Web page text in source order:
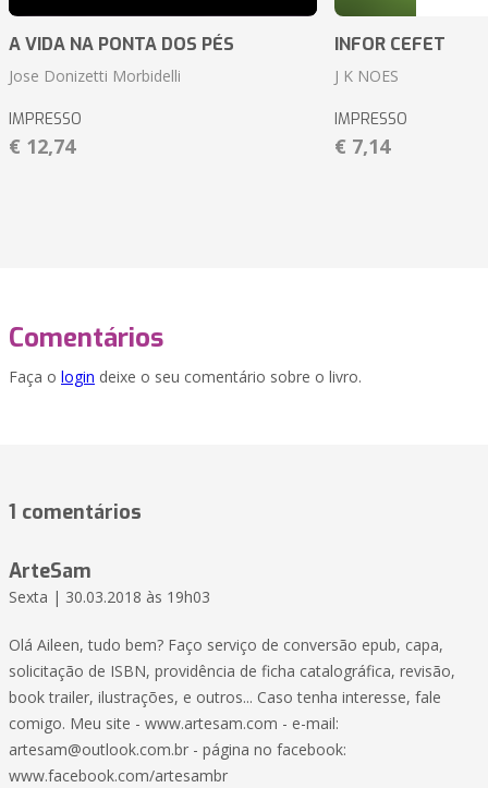
A VIDA NA PONTA DOS PÉS
Jose Donizetti Morbidelli
IMPRESSO
€ 12,74
INFOR CEFET
J K NOES
IMPRESSO
€ 7,14
Comentários
Faça o login deixe o seu comentário sobre o livro.
1 comentários
ArteSam
Sexta | 30.03.2018 às 19h03
Olá Aileen, tudo bem? Faço serviço de conversão epub, capa,
solicitação de ISBN, providência de ficha catalográfica, revisão,
book trailer, ilustrações, e outros... Caso tenha interesse, fale
comigo. Meu site - www.artesam.com - e-mail:
artesam@outlook.com.br - página no facebook:
www.facebook.com/artesambr